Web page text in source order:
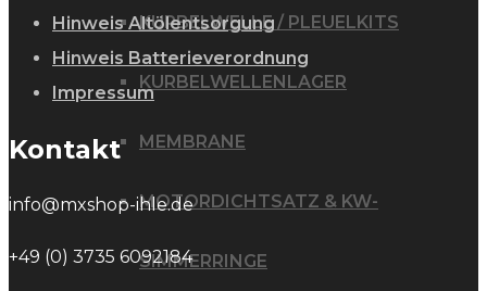
KURBELWELLE / PLEUELKITS
KURBELWELLENLAGER
MEMBRANE
MOTORDICHTSATZ & KW-
SIMMERRINGE
Hinweis Altölentsorgung
Hinweis Batterieverordnung
Impressum
Kontakt
info@mxshop-ihle.de
+49 (0) 3735 6092184